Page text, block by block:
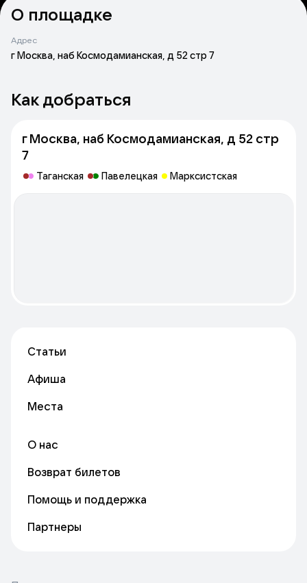
О площадке
Адрес
г Москва, наб Космодамианская, д 52 стр 7
Как добраться
г Москва, наб Космодамианская, д 52 стр
7
Таганская Павелецкая Марксистская
Статьи
Афиша
Места
О нас
Возврат билетов
Помощь и поддержка
Партнеры